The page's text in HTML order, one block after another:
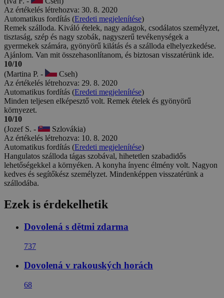
Az értékelés létrehozva: 30. 8. 2020
Automatikus fordítás (Eredeti megjelenítése)
Remek szálloda. Kiváló ételek, nagy adagok, csodálatos személyzet,
tisztaság, szép és nagy szobák, nagyszerű tevékenységek a
gyermekek számára, gyönyörű kilátás és a szálloda elhelyezkedése.
Ajánlom. Van mit összehasonlítanom, és biztosan visszatérünk ide.
10/10
(Martina P. -
Cseh)
Az értékelés létrehozva: 29. 8. 2020
Automatikus fordítás (Eredeti megjelenítése)
Minden teljesen elképesztő volt. Remek ételek és gyönyörű
környezet.
10/10
(Jozef S. -
Szlovákia)
Az értékelés létrehozva: 10. 8. 2020
Automatikus fordítás (Eredeti megjelenítése)
Hangulatos szálloda tágas szobával, hihetetlen szabadidős
lehetőségekkel a környéken. A konyha ínyenc élmény volt. Nagyon
kedves és segítőkész személyzet. Mindenképpen visszatérünk a
szállodába.
Ezek is érdekelhetik
Dovolená s dětmi zdarma
737
Dovolená v rakouských horách
68